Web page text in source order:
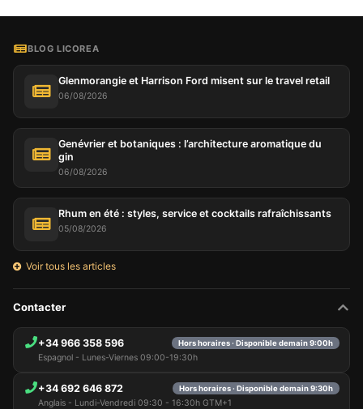
BLOG LICOREA
Glenmorangie et Harrison Ford misent sur le travel retail
06/08/2026
Genévrier et botaniques : l’architecture aromatique du
gin
06/08/2026
Rhum en été : styles, service et cocktails rafraîchissants
05/08/2026
Voir tous les articles
Contacter
+34 966 358 596 Hors horaires · Disponible demain 9:00h
Espagnol - Lunes-Viernes 09:00-19:30h
+34 692 646 872 Hors horaires · Disponible demain 9:30h
Anglais - Lundi-Vendredi 09:30 - 16:30h GTM+1